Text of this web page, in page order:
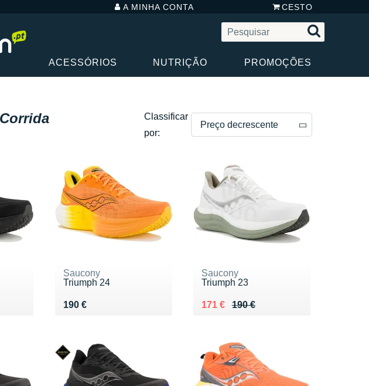
A MINHA CONTA CESTO
ACESSÓRIOS NUTRIÇÃO PROMOÇÕES
Classificar
por:
Preço decrescente
Preço crescente
Saucony
Triumph 24
190 €
Vendu 190 €
Saucony
Triumph 23
190 €
Au lieu de 190 €
171 €
Vendu 171 €